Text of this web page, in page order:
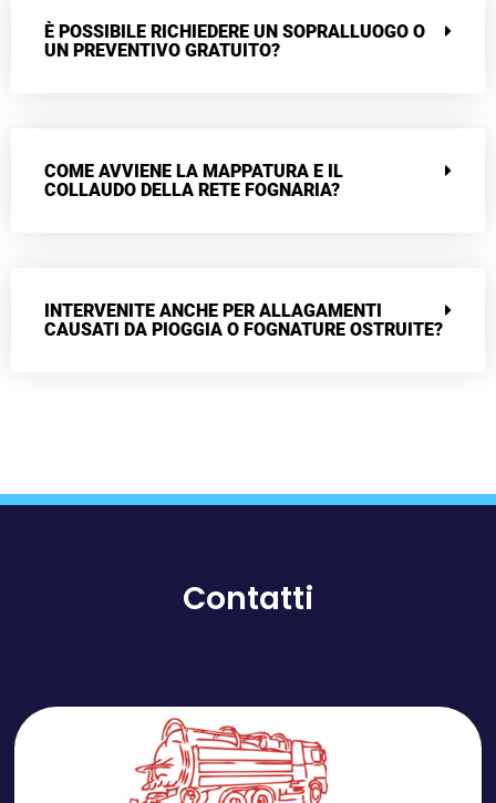
È POSSIBILE RICHIEDERE UN SOPRALLUOGO O
UN PREVENTIVO GRATUITO?
COME AVVIENE LA MAPPATURA E IL
COLLAUDO DELLA RETE FOGNARIA?
INTERVENITE ANCHE PER ALLAGAMENTI
CAUSATI DA PIOGGIA O FOGNATURE OSTRUITE?
Contatti